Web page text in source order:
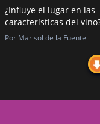
¿Influye el lugar en las
características del
Por Marisol de la Fuente